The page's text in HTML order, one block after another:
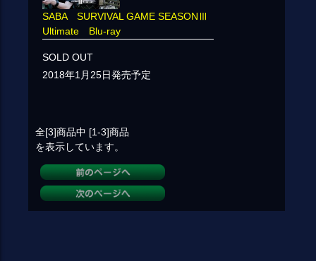
SABA SURVIVAL GAME SEASONⅢ
Ultimate Blu-ray
SOLD OUT
2018年1月25日発売予定
全[3]商品中 [1-3]商品
を表示しています。